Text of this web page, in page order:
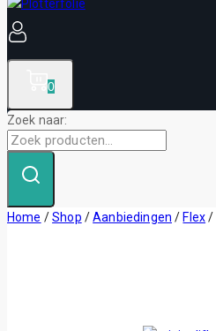
0
Zoek naar:
Home /Shop /Aanbiedingen / Flex /